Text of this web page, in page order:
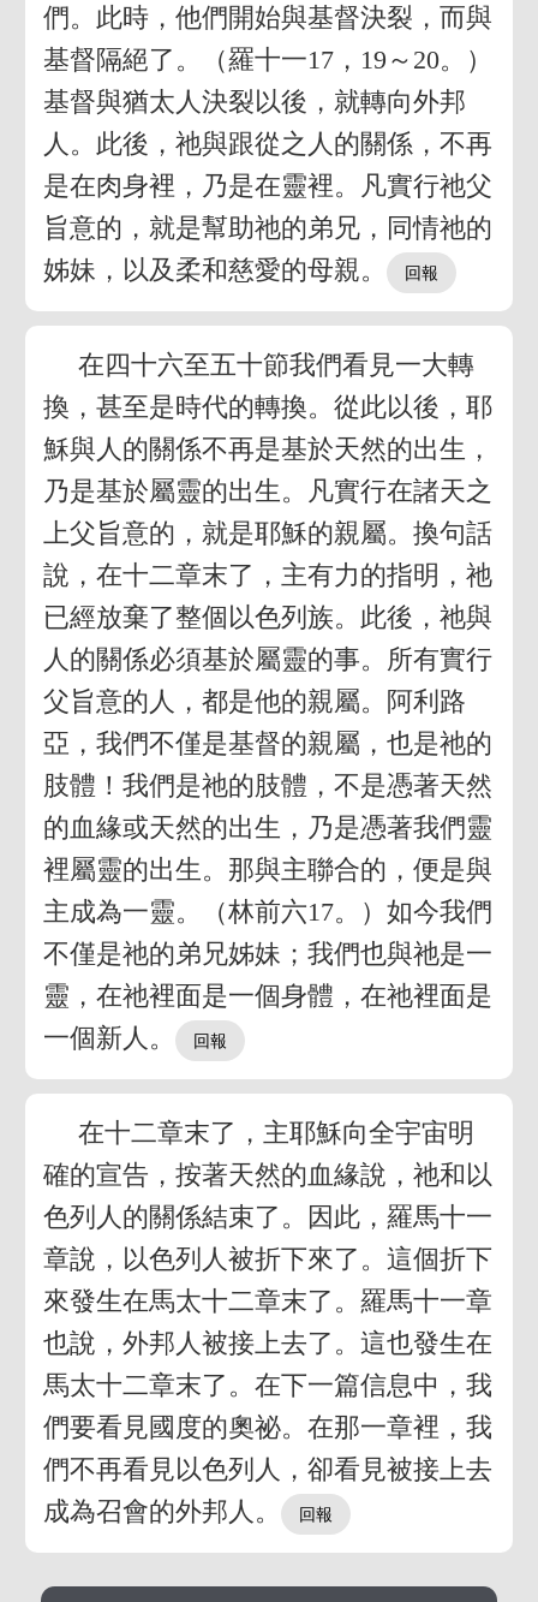
們。此時，他們開始與基督決裂，而與
基督隔絕了。（羅十一17，19～20。）
基督與猶太人決裂以後，就轉向外邦
人。此後，祂與跟從之人的關係，不再
是在肉身裡，乃是在靈裡。凡實行祂父
旨意的，就是幫助祂的弟兄，同情祂的
姊妹，以及柔和慈愛的母親。
在四十六至五十節我們看見一大轉
換，甚至是時代的轉換。從此以後，耶
穌與人的關係不再是基於天然的出生，
乃是基於屬靈的出生。凡實行在諸天之
上父旨意的，就是耶穌的親屬。換句話
說，在十二章末了，主有力的指明，祂
已經放棄了整個以色列族。此後，祂與
人的關係必須基於屬靈的事。所有實行
父旨意的人，都是他的親屬。阿利路
亞，我們不僅是基督的親屬，也是祂的
肢體！我們是祂的肢體，不是憑著天然
的血緣或天然的出生，乃是憑著我們靈
裡屬靈的出生。那與主聯合的，便是與
主成為一靈。（林前六17。）如今我們
不僅是祂的弟兄姊妹；我們也與祂是一
靈，在祂裡面是一個身體，在祂裡面是
一個新人。
在十二章末了，主耶穌向全宇宙明
確的宣告，按著天然的血緣說，祂和以
色列人的關係結束了。因此，羅馬十一
章說，以色列人被折下來了。這個折下
來發生在馬太十二章末了。羅馬十一章
也說，外邦人被接上去了。這也發生在
馬太十二章末了。在下一篇信息中，我
們要看見國度的奧祕。在那一章裡，我
們不再看見以色列人，卻看見被接上去
成為召會的外邦人。